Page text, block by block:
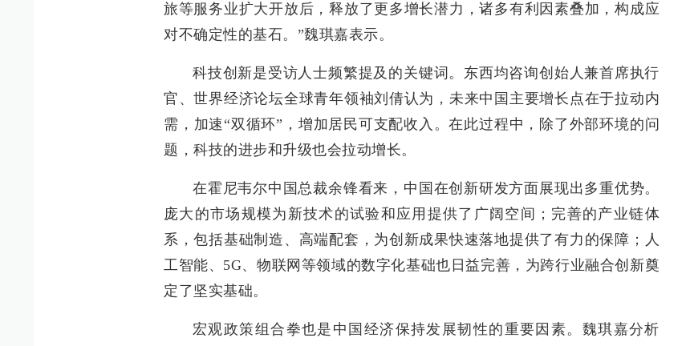
旅等服务业扩大开放后，释放了更多增长潜力，诸多有利因素叠加，构成应
对不确定性的基石。”魏琪嘉表示。
科技创新是受访人士频繁提及的关键词。东西均咨询创始人兼首席执行
官、世界经济论坛全球青年领袖刘倩认为，未来中国主要增长点在于拉动内
需，加速“双循环”，增加居民可支配收入。在此过程中，除了外部环境的问
题，科技的进步和升级也会拉动增长。
在霍尼韦尔中国总裁余锋看来，中国在创新研发方面展现出多重优势。
庞大的市场规模为新技术的试验和应用提供了广阔空间；完善的产业链体
系，包括基础制造、高端配套，为创新成果快速落地提供了有力的保障；人
工智能、5G、物联网等领域的数字化基础也日益完善，为跨行业融合创新奠
定了坚实基础。
宏观政策组合拳也是中国经济保持发展韧性的重要因素。魏琪嘉分析